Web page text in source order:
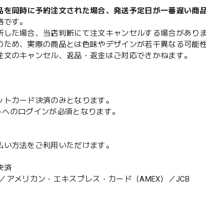
を同時に予約注文された場合、発送予定日が一番遅い商
す。
した場合、当店判断にて注文キャンセルする場合がありま
ため、実際の商品とは色味やデザインが若干異なる可能
文のキャンセル、返品・返金はご対応できかねます。
トカード決済のみとなります。
のログインが必須となります。
い方法をご利用いただけます。
済
メリカン・エキスプレス・カード（AMEX）／JCB